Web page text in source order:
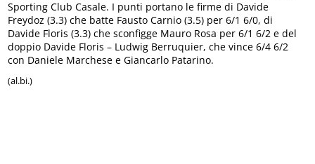
Sporting Club Casale. I punti portano le firme di Davide
Freydoz (3.3) che batte Fausto Carnio (3.5) per 6/1 6/0, di
Davide Floris (3.3) che sconfigge Mauro Rosa per 6/1 6/2 e del
doppio Davide Floris – Ludwig Berruquier, che vince 6/4 6/2
con Daniele Marchese e Giancarlo Patarino.
(al.bi.)